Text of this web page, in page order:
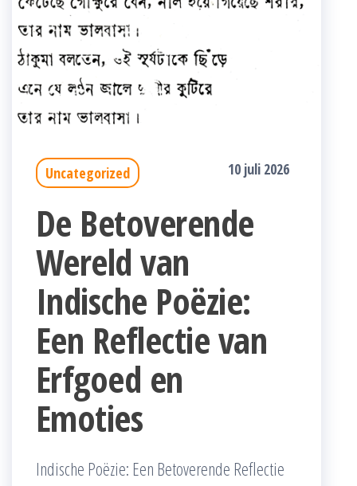
Uncategorized 10 juli 2026
De Betoverende
Wereld van
Indische Poëzie:
Een Reflectie van
Erfgoed en
Emoties
Indische Poëzie: Een Betoverende Reflectie